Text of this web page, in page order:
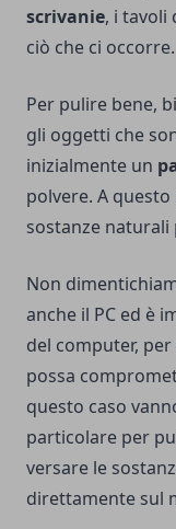
scrivanie, i
ciò che ci occorre.
Per pulire bene,
gli oggetti che
inizialmente un
polvere. A
sostanze
Non
anche il PC ed è
del computer,
possa
questo caso
particolare per
versare le
direttamente sul